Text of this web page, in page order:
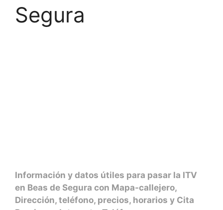
Segura
Información y datos útiles para pasar la ITV
en Beas de Segura con Mapa-callejero,
Dirección, teléfono, precios, horarios y Cita